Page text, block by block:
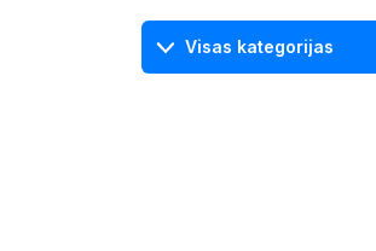
Visas kategorijas